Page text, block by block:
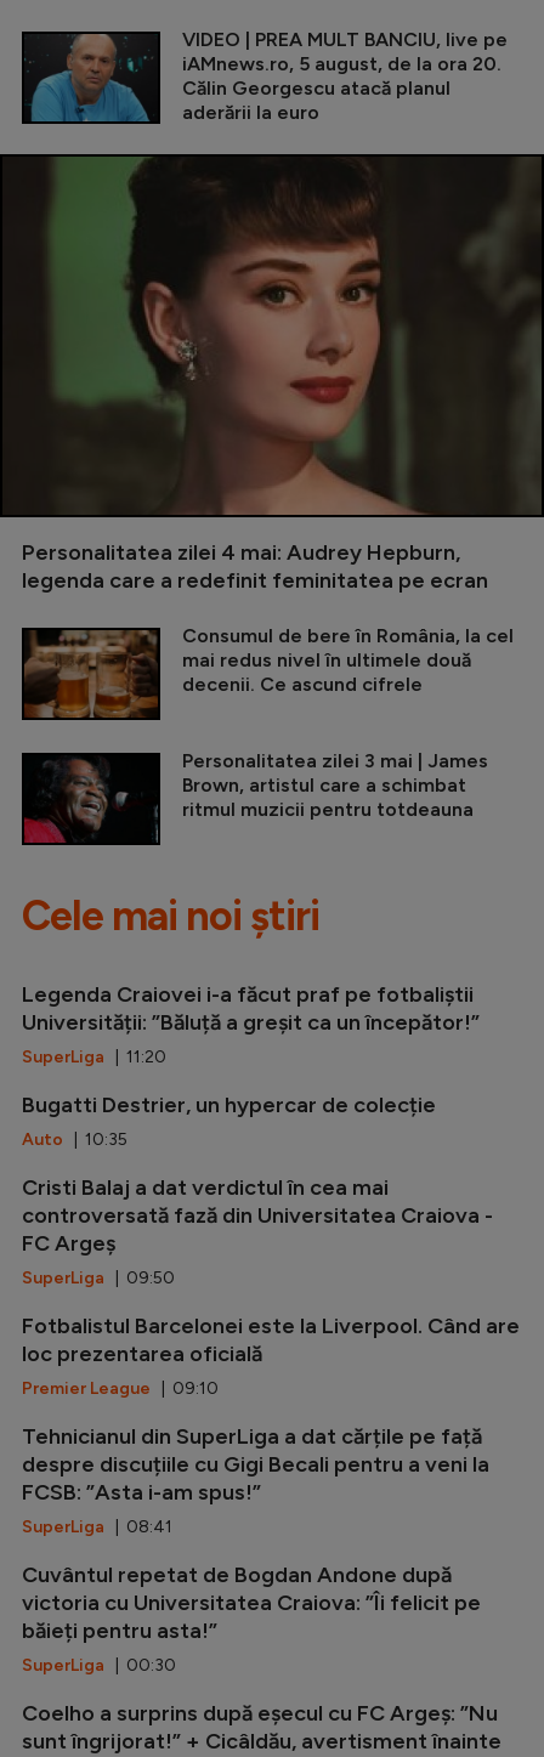
VIDEO | PREA MULT BANCIU, live pe
iAMnews.ro, 5 august, de la ora 20.
Călin Georgescu atacă planul
aderării la euro
Personalitatea zilei 4 mai: Audrey Hepburn,
legenda care a redefinit feminitatea pe ecran
Consumul de bere în România, la cel
mai redus nivel în ultimele două
decenii. Ce ascund cifrele
Personalitatea zilei 3 mai | James
Brown, artistul care a schimbat
ritmul muzicii pentru totdeauna
Cele mai noi știri
Legenda Craiovei i-a făcut praf pe fotbaliștii
Universității: ”Băluță a greșit ca un începător!”
SuperLiga | 11:20
Bugatti Destrier, un hypercar de colecție
Auto | 10:35
Cristi Balaj a dat verdictul în cea mai
controversată fază din Universitatea Craiova -
FC Argeș
SuperLiga | 09:50
Fotbalistul Barcelonei este la Liverpool. Când are
loc prezentarea oficială
Premier League | 09:10
Tehnicianul din SuperLiga a dat cărțile pe față
despre discuțiile cu Gigi Becali pentru a veni la
FCSB: ”Asta i-am spus!”
SuperLiga | 08:41
Cuvântul repetat de Bogdan Andone după
victoria cu Universitatea Craiova: ”Îi felicit pe
băieți pentru asta!”
SuperLiga | 00:30
Coelho a surprins după eșecul cu FC Argeș: ”Nu
sunt îngrijorat!” + Cicâldău, avertisment înainte